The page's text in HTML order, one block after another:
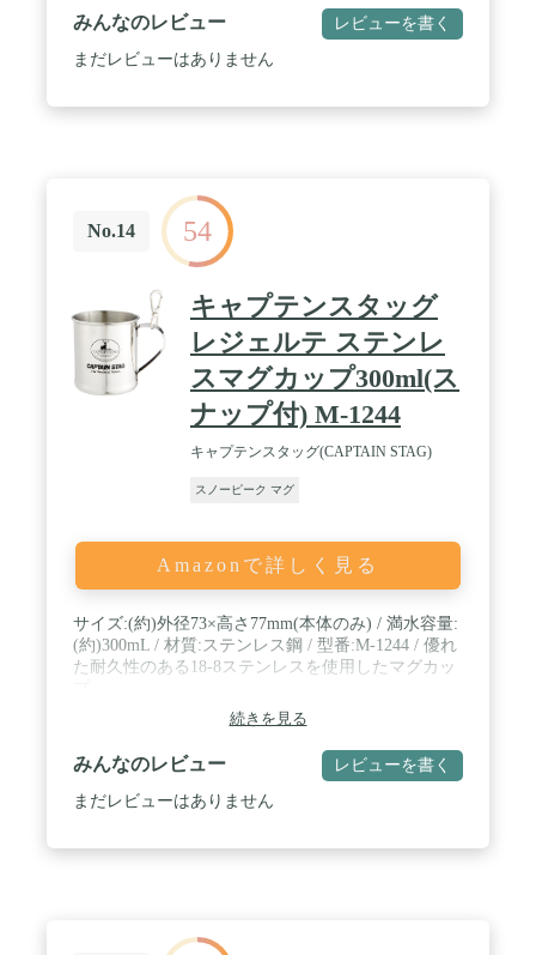
は、耐久性のある頑丈な構造と優れた熱伝達を備え
ており、食品や飲料と反応することはなく、元の味
を維持します。 / 【超軽量キャンプカップ】他のス
カスタマーサービス】パッケージ：すべて箱入りパ
ッケージです。 屋外でのキャンプバックパッキング
が好きな人への素晴らしい贈り物。
みんなのレビュー レビューを書く
まだレビューはありません
No.14 54
キャプテンスタッグ
レジェルテ ステンレ
スマグカップ300ml(ス
ナップ付) M-1244
キャプテンスタッグ(CAPTAIN STAG)
スノーピーク マグ
Amazonで詳しく見る
サイズ:(約)外径73×高さ77mm(本体のみ) / 満水容量:
(約)300mL / 材質:ステンレス鋼 / 型番:M-1244 / 優れ
た耐久性のある18-8ステンレスを使用したマグカッ
続きを見る
みんなのレビュー レビューを書く
まだレビューはありません